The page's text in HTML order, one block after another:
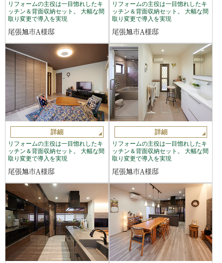
リフォームの主役は一目惚れしたキ
ッチン＆背面収納セット。 大幅な間
取り変更で導入を実現
尾張旭市A様邸
リフォームの主役は一目惚れしたキ
ッチン＆背面収納セット。 大幅な間
取り変更で導入を実現
尾張旭市A様邸
詳細
リフォームの主役は一目惚れしたキ
ッチン＆背面収納セット。 大幅な間
取り変更で導入を実現
尾張旭市A様邸
詳細
リフォームの主役は一目惚れしたキ
ッチン＆背面収納セット。 大幅な間
取り変更で導入を実現
尾張旭市A様邸